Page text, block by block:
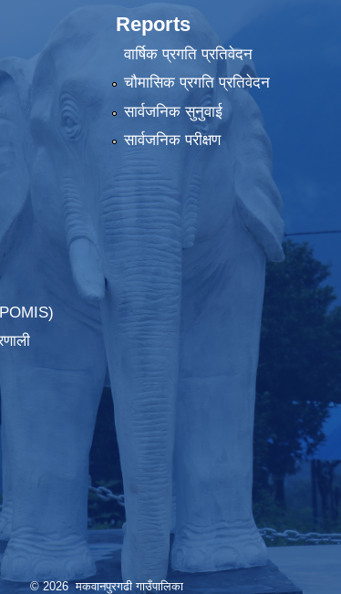
Reports
वार्षिक प्रगति प्रतिवेदन
चौमासिक प्रगति प्रतिवेदन
सार्वजनिक सुनुवाई
सार्वजनिक परीक्षण
© 2026 मकवानपुरगढी गाउँपालिका